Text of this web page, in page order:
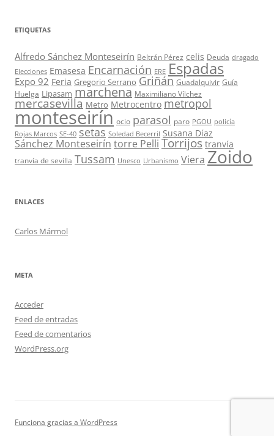
ETIQUETAS
Alfredo Sánchez Monteseirín Beltrán Pérez celis Deuda dragado
Elecciones Emasesa Encarnación ERE Espadas
Expo 92 Feria Gregorio Serrano Griñán Guadalquivir Guía
Huelga Lipasam marchena Maximiliano Vílchez
mercasevilla Metro Metrocentro metropol
monteseirín ocio parasol paro PGOU policía
Rojas Marcos SE-40 setas Soledad Becerril Susana Díaz
Sánchez Monteseirín torre Pelli Torrijos tranvía
tranvía de sevilla Tussam Unesco Urbanismo Viera Zoido
ENLACES
Carlos Mármol
META
Acceder
Feed de entradas
Feed de comentarios
WordPress.org
Funciona gracias a WordPress